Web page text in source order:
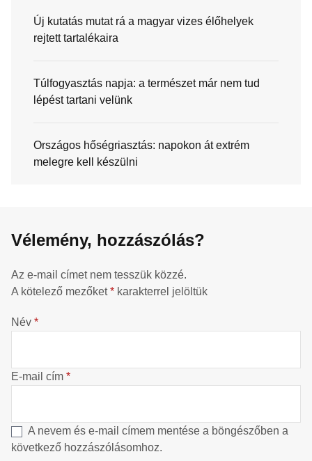
Új kutatás mutat rá a magyar vizes élőhelyek
rejtett tartalékaira
Túlfogyasztás napja: a természet már nem tud
lépést tartani velünk
Országos hőségriasztás: napokon át extrém
melegre kell készülni
Vélemény, hozzászólás?
Az e-mail címet nem tesszük közzé.
A kötelező mezőket* karakterrel jelöltük
Név *
E-mail cím *
A nevem és e-mail címem mentése a böngészőben a
következő hozzászólásomhoz.